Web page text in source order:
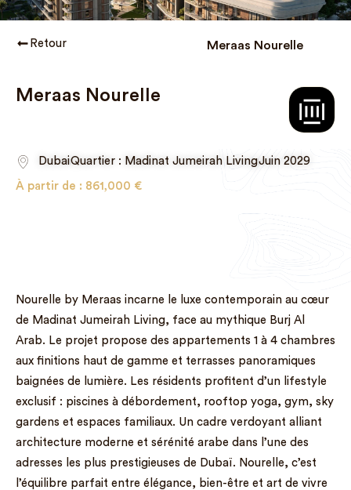
Retour Meraas Nourelle
Meraas Nourelle
DubaiQuartier : Madinat Jumeirah LivingJuin 2029
À partir de : 861,000 €
Nourelle by Meraas incarne le luxe contemporain au cœur
de Madinat Jumeirah Living, face au mythique Burj Al
Arab. Le projet propose des appartements 1 à 4 chambres
aux finitions haut de gamme et terrasses panoramiques
baignées de lumière. Les résidents profitent d’un lifestyle
exclusif : piscines à débordement, rooftop yoga, gym, sky
gardens et espaces familiaux. Un cadre verdoyant alliant
architecture moderne et sérénité arabe dans l’une des
adresses les plus prestigieuses de Dubaï. Nourelle, c’est
l’équilibre parfait entre élégance, bien-être et art de vivre